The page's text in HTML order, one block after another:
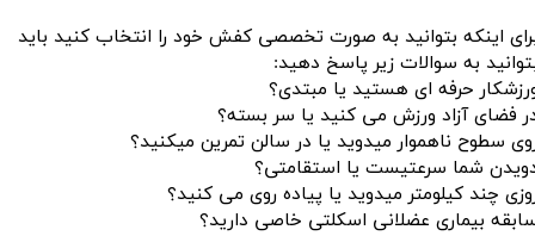
اینکه بتوانید به صورت تخصصی کفش خود را انتخاب کنید باید
به سوالات زیر پاسخ دهید:
حرفه ای هستید یا مبتدی؟
فضای آزاد ورزش می کنید یا سر بسته؟
سطوح ناهموار میدوید یا در سالن تمرین میکنید؟
شما سرعتیست یا استقامتی؟
چند کیلومتر میدوید یا پیاده روی می کنید؟
بیماری عضلانی اسکلتی خاصی دارید؟